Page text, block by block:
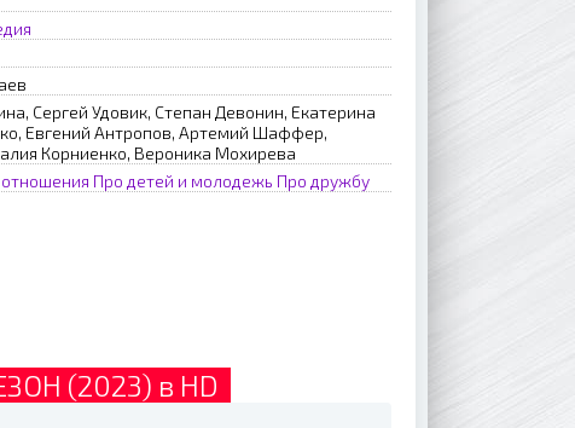
Сергей Удовик, Степан Девонин, Екатерина
Евгений Антропов, Артемий Шаффер,
Корниенко, Вероника Мохирева
Про детей и молодежь Про дружбу
(2023) в HD